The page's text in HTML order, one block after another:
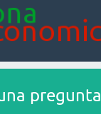
pregunta